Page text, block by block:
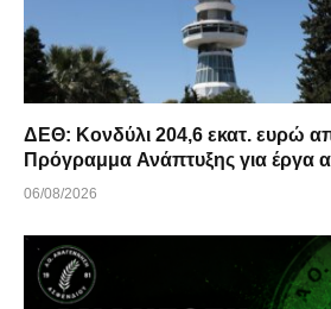
ΔΕΘ: Κονδύλι 204,6 εκατ. ευρώ
Πρόγραμμα
06/08/2026